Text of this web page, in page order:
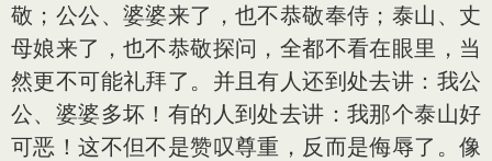
敬；公公、婆婆来了，也不恭敬奉侍；泰山、丈
母娘来了，也不恭敬探问，全都不看在眼里，当
然更不可能礼拜了。并且有人还到处去讲：我公
公、婆婆多坏！有的人到处去讲：我那个泰山好
可恶！这不但不是赞叹尊重，反而是侮辱了。像